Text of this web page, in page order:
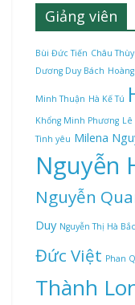
Giảng viên
Bùi Đức Tiến Châu
Dương Duy Bách
Minh Thuận Hà Kế Tú
Khổng Minh Phương Lê
Tình yêu Milena
Nguyễn
Nguyễn
Duy Nguyễn Thị Hà Bắc
Đức Việt Phan
Thành